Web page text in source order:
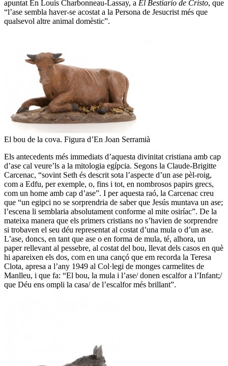
apuntat En Louis Charbonneau-Lassay, a El Bestiario de Cristo, que
“l’ase sembla haver-se acostat a la Persona de Jesucrist més que
qualsevol altre animal domèstic”.
El bou de la cova. Figura d’En Joan Serramià
Els antecedents més immediats d’aquesta divinitat cristiana amb cap
d’ase cal veure’ls a la mitologia egípcia. Segons la Claude-Brigitte
Carcenac, “sovint Seth és descrit sota l’aspecte d’un ase pèl-roig,
com a Edfu, per exemple, o, fins i tot, en nombrosos papirs grecs,
com un home amb cap d’ase”. I per aquesta raó, la Carcenac creu
que “un egipci no se sorprendria de saber que Jesús muntava un ase;
l’escena li semblaria absolutament conforme al mite osiríac”. De la
mateixa manera que els primers cristians no s’havien de sorprendre
si trobaven el seu déu representat al costat d’una mula o d’un ase.
L’ase, doncs, en tant que ase o en forma de mula, té, alhora, un
paper rellevant al pessebre, al costat del bou, llevat dels casos en què
hi apareixen els dos, com en una cançó que em recorda la Teresa
Clota, apresa a l’any 1949 al Col·legi de monges carmelites de
Manlleu, i que fa: “El bou, la mula i l’ase/ donen escalfor a l’Infant;/
que Déu ens ompli la casa/ de l’escalfor més brillant”.